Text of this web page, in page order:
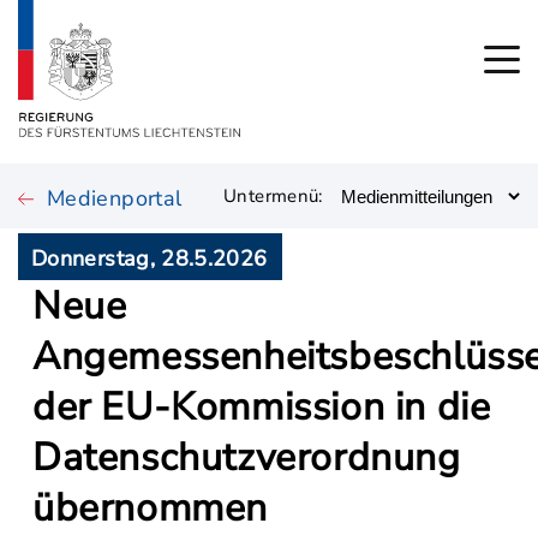
Medienportal Untermenü:
Donnerstag, 28.5.2026
Neue
der EU-Kommission in die
Datenschutzverordnung
übernommen